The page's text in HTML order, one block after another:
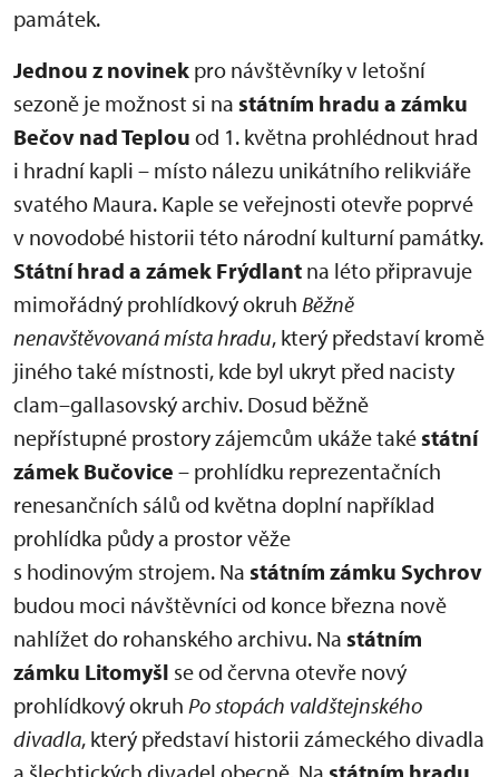
památek.
Jednou z novinek pro návštěvníky v letošní
sezoně je možnost si na státním hradu a zámku
Bečov nad Teplou od 1. května prohlédnout hrad
i hradní kapli – místo nálezu unikátního relikviáře
svatého Maura. Kaple se veřejnosti otevře poprvé
v novodobé historii této národní kulturní památky.
Státní hrad a zámek Frýdlant na léto připravuje
mimořádný prohlídkový okruh Běžně
nenavštěvovaná místa hradu, který představí kromě
jiného také místnosti, kde byl ukryt před nacisty
clam–gallasovský archiv. Dosud běžně
nepřístupné prostory zájemcům ukáže takéstátní
zámek Bučovice – prohlídku reprezentačních
renesančních sálů od května doplní například
prohlídka půdy a prostor věže
s hodinovým strojem. Na státním zámku Sychrov
budou moci návštěvníci od konce března nově
nahlížet do rohanského archivu. Na státním
zámku Litomyšl se od června otevře nový
prohlídkový okruh Po stopách valdštejnského
divadla, který představí historii zámeckého divadla